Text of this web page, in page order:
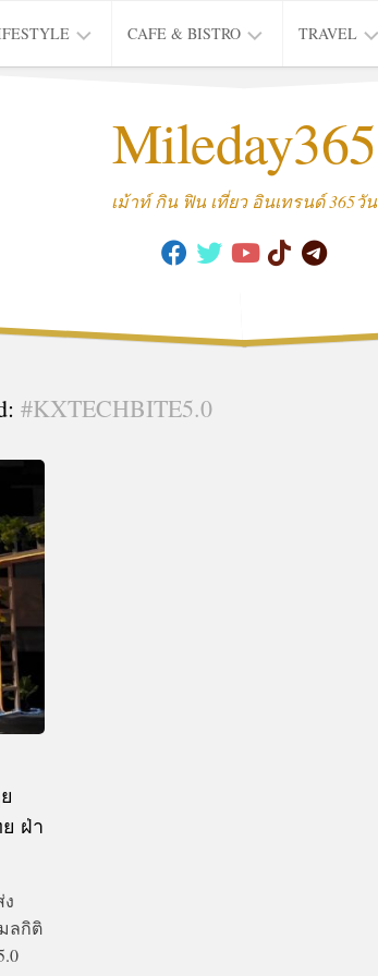
CAFE & BISTRO
CAFE
TRAVEL
THAI
TRIP
Mileday365
เม้าท์ กิน ฟิน เที่ยว อินเทรนด์ 365วัน
#KXTECHBITE5.0
ฝ่า
ลกิติ